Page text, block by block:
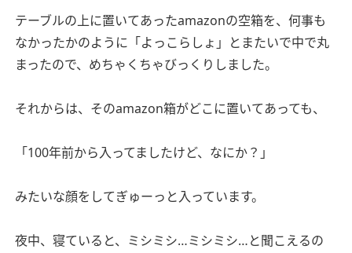
テーブルの上に置いてあったamazonの空箱を、何事も
なかったかのように「よっこらしょ」とまたいで中で丸
まったので、めちゃくちゃびっくりしました。
それからは、そのamazon箱がどこに置いてあっても、
「100年前から入ってましたけど、なにか？」
みたいな顔をしてぎゅーっと入っています。
夜中、寝ていると、ミシミシ…ミシミシ…と聞こえるの